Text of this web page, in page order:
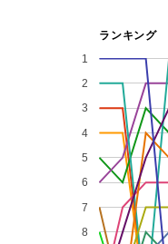
ランキング
1
2
3
4
5
6
7
8